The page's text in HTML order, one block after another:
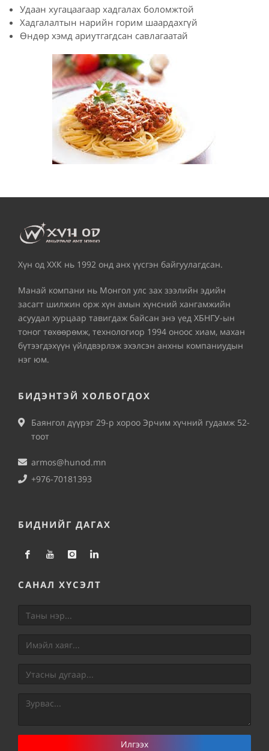
Удаан хугацаагаар хадгалах боломжтой
Хадгалалтын нарийн горим шаардахгүй
Өндөр хэмд ариутгагдсан савлагаатай
Хүн од ХХК нь 1992 онд анх үүсгэн байгуулагдсан.
Манай компани нь Монгол улс зах зээлийн эдийн
засагт шилжин орж хүн амын хүнсний хангамжийн
асуудал хурцаар тавигдаж байсан энэ үед ХБНГУ-ын
тоног төхөөрөмж, технологиор 1994 оноос хиам, махан
бүтээгдэхүүн үйлдвэрлэж эхэлсэн анхны компаниудын
нэг юм.
БИДЭНТЭЙ ХОЛБОГДОХ
Баянгол дүүрэг 29-р хороо Эрчим хүчний гудамж 52-
тоот
armos@hunod.mn
+976-70181393
БИДНИЙГ ДАГАХ
САНАЛ ХҮСЭЛТ
Илгээх